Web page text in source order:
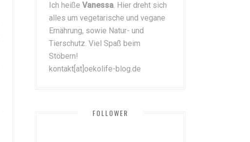
Ich heiße Vanessa. Hier dreht sich
alles um vegetarische und vegane
Ernährung, sowie Natur- und
Tierschutz. Viel Spaß beim
Stöbern!
kontakt[at]oekolife-blog.de
FOLLOWER